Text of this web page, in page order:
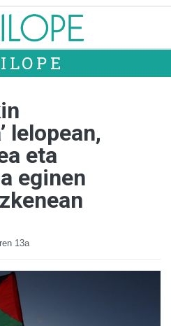
lelopean,
eta
eginen
13a